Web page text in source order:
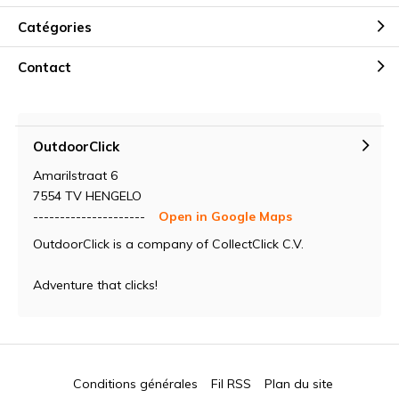
Catégories
Contact
OutdoorClick
Amarilstraat 6
7554 TV HENGELO
---------------------
Open in Google Maps
OutdoorClick is a company of CollectClick C.V.
Adventure that clicks!
Conditions générales Fil RSS Plan du site